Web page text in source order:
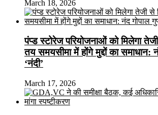
March 18, 2026
पंप्ड स्टोरेज परियोजनाओं को मिलेगा
तय समयसीमा में होंगे मुद्दों का समाधान:
‘नंदी’
March 17, 2026